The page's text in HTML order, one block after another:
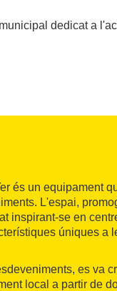
dedicat a
és un equipament
L'espai,
inspirant-se en
úniques a
es va
local a partir de